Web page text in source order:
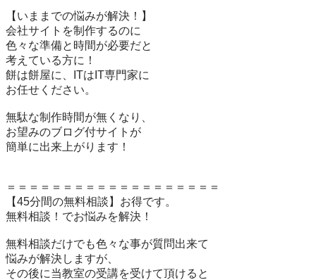
【いままでの悩みが解決！】
会社サイトを制作するのに
色々な準備と時間が必要だと
考えている方に！
餅は餅屋に、ITはIT専門家に
お任せください。
無駄な制作時間が無くなり、
お望みのブログ付サイトが
簡単に出来上がります！
＝＝＝＝＝＝＝＝＝＝＝＝＝＝＝＝＝＝＝
【45分間の無料相談】お得です。
無料相談！でお悩みを解決！
無料相談だけでも色々な事が質問出来て
悩みが解決しますが、
その後に当教室の受講を受けて頂けると